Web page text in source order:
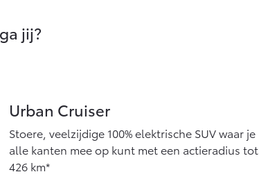
(excl. BTW)
€ 56.570,- Vanaf € 89.986,-
jij?
Urban Cruiser
Stoere, veelzijdige 100% elektrische SUV waar je
alle kanten mee op kunt met een actieradius tot
426 km*